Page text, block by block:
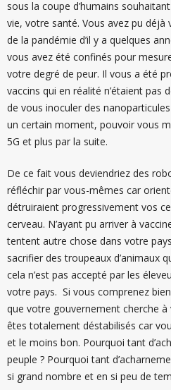
sous la coupe d’humains
vie, votre santé. Vous avez pu
de la pandémie d’il y a quelques
vous avez été confinés pour
votre degré de peur. Il vous a été
vaccins qui en réalité n’étaient pas
de vous inoculer des
un certain moment, pouvoir vous
5G et plus par la suite.
De ce fait vous deviendriez des
réfléchir par vous-mêmes car
détruiraient progressivement vos
cerveau. N’ayant pu arriver à
tentent autre chose dans votre
sacrifier des troupeaux d’animaux
cela n’est pas accepté par les
votre pays. Si vous comprenez
que votre gouvernement cherche
êtes totalement déstabilisés car
et le moins bon. Pourquoi tant
peuple ? Pourquoi tant
si grand nombre et en si peu de